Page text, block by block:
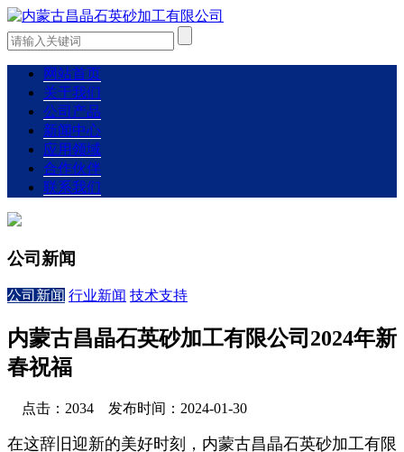
网站首页
关于我们
公司产品
新闻中心
应用领域
合作伙伴
联系我们
公司新闻
公司新闻 行业新闻 技术支持
内蒙古昌晶石英砂加工有限公司2024年新
春祝福
点击：2034 发布时间：2024-01-30
在这辞旧迎新的美好时刻，内蒙古昌晶石英砂加工有限